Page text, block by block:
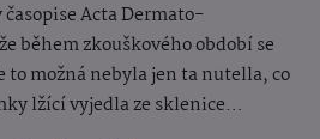
Acta Dermato-
během zkouškového období se
to možná nebyla jen ta nutella, co
lžící vyjedla ze sklenice…